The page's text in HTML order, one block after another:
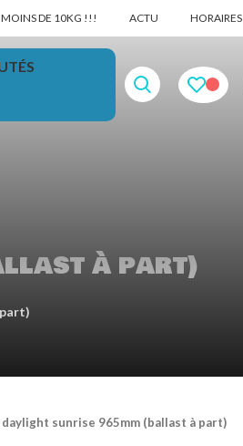
MOINS DE 10KG !!! ACTU HORAIRES
à part)
daylight sunrise 965mm (ballast à part)